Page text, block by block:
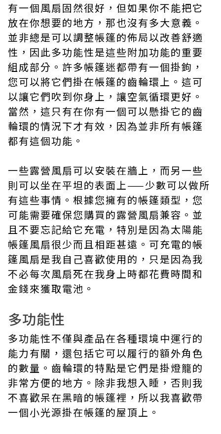
有一個風扇固然很好，但如果你不能把它
放在你想要的地方，那也沒有多大意義。
並非總是可以調整帳篷的佈局以改善舒適
性，因此多功能性是這些附加功能的重要
組成部分。許多帳篷迷都帶有一個掛鉤，
您可以將它們掛在帳篷的齒輪環上。這可
以讓它們吹到你身上，讓空氣循環更好。
當然，這只有在你有一個可以懸掛它的齒
輪環的情況下才有效，因為並非所有帳篷
都有這個功能。
一些露營風扇可以安裝在牆上，而另一些
則可以坐在平坦的表面上——少數可以做所
有這些事情。根據您擁有的帳篷類型，您
可能需要確保您購買的露營風扇兼容。並
且不要忘記給它充電，特別是因為太陽能
帳篷風扇很少而且相距甚遠。可充電的帳
篷風扇是我自己喜歡使用的，只是因為我
不必每次風扇死在我身上時都花費時間和
金錢來獲取電池。
多功能性
多功能性不僅與產品在各種環境中運行的
能力有關，還包括它可以履行的額外角色
的數量。齒輪環的特點是它們是掛燈籠的
非常方便的地方。除非我想入睡，否則我
不喜歡呆在黑暗的帳篷裡，所以我喜歡帶
一個小光源掛在帳篷的屋頂上。